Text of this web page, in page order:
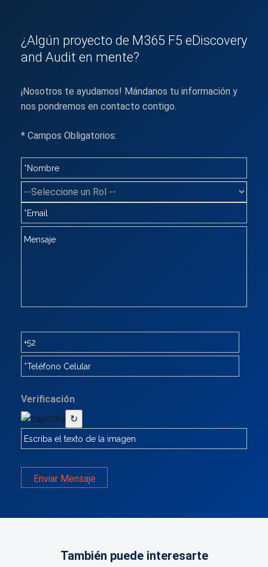
¿Algún proyecto de M365 F5 eDiscovery
and Audit en mente?
¡Nosotros te ayudamos! Mándanos tu información y
nos pondremos en contacto contigo.
* Campos Obligatorios:
Verificación
↻
Enviar Mensaje
También puede interesarte